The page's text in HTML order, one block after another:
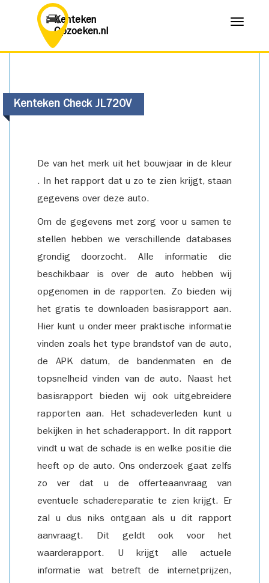
Kenteken
Opzoeken.nl
Menu
Kenteken Check JL720V
De van het merk uit het bouwjaar in de kleur
. In het rapport dat u zo te zien krijgt, staan
gegevens over deze auto.
Om de gegevens met zorg voor u samen te
stellen hebben we verschillende databases
grondig doorzocht. Alle informatie die
beschikbaar is over de auto hebben wij
opgenomen in de rapporten. Zo bieden wij
het gratis te downloaden basisrapport aan.
Hier kunt u onder meer praktische informatie
vinden zoals het type brandstof van de auto,
de APK datum, de bandenmaten en de
topsnelheid vinden van de auto. Naast het
basisrapport bieden wij ook uitgebreidere
rapporten aan. Het schadeverleden kunt u
bekijken in het schaderapport. In dit rapport
vindt u wat de schade is en welke positie die
heeft op de auto. Ons onderzoek gaat zelfs
zo ver dat u de offerteaanvraag van
eventuele schadereparatie te zien krijgt. Er
zal u dus niks ontgaan als u dit rapport
aanvraagt. Dit geldt ook voor het
waarderapport. U krijgt alle actuele
informatie wat betreft de internetprijzen,